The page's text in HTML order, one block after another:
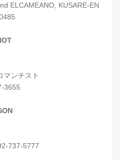
ELCAMEANO, KUSARE-EN
マンチスト
3655
737-5777